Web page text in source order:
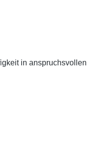
in anspruchsvollen